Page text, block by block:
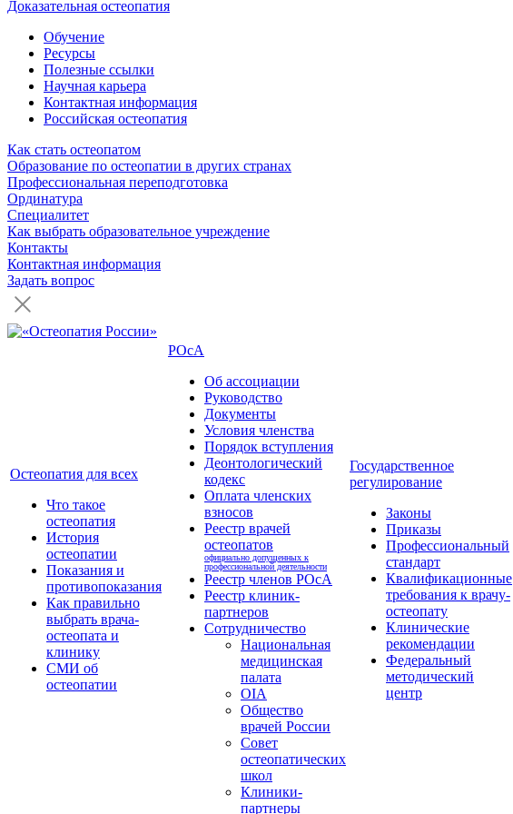
Доказательная остеопатия
Обучение
Ресурсы
Полезные ссылки
Научная карьера
Контактная информация
Российская остеопатия
Как стать остеопатом
Образование по остеопатии в других странах
Профессиональная переподготовка
Ординатура
Специалитет
Как выбрать образовательное учреждение
Контакты
Контактная информация
Задать вопрос
Остеопатия для всех
Что такое
остеопатия
История
остеопатии
Показания и
противопоказания
Как правильно
выбрать врача-
остеопата и
клинику
СМИ об
остеопатии
РОсА
Об ассоциации
Руководство
Документы
Условия членства
Порядок вступления
Деонтологический
кодекс
Оплата членских
взносов
Реестр врачей
остеопатов
официально допущенных к
профессиональной деятельности
Реестр членов РОсА
Реестр клиник-
партнеров
Сотрудничество
Национальная
медицинская
палата
OIA
Общество
врачей России
Совет
остеопатических
школ
Клиники-
партнеры
Государственное
регулирование
Законы
Приказы
Профессиональный
стандарт
Квалификационные
требования к врачу-
остеопату
Клинические
рекомендации
Федеральный
методический
центр